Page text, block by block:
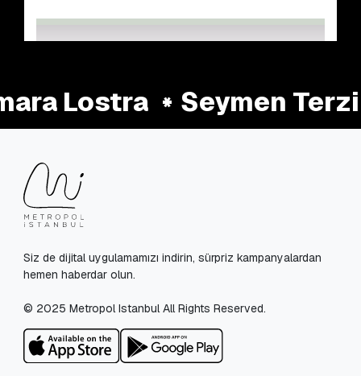
Lostra Seymen Terzi
Siz de dijital uygulamamızı indirin, sürpriz kampanyalardan
hemen haberdar olun.
© 2025 Metropol Istanbul All Rights Reserved.